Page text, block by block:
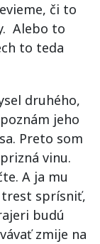
či to
Alebo to
to teda
druhého,
jeho
Preto som
vinu.
A ja mu
sprísniť,
budú
zmije na